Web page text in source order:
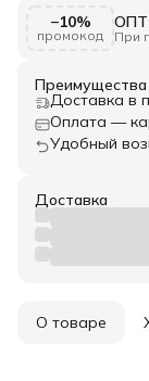
−10%
промокод
ОПТ
При
Преимущества
Доставка в
Оплата —
Удобный
Доставка
О товаре